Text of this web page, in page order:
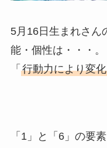
5月16日生まれさん
能・個性は・・・。
「 行動力により変
「1」と「6」の要